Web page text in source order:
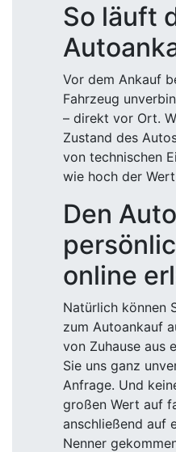
So läuft
Vor dem Ankauf
Fahrzeug
– direkt vor Ort.
Zustand des
von technischen
wie hoch der
Den
online
Natürlich können
zum Autoankauf
von Zuhause aus
Sie uns ganz
Anfrage. Und
großen Wert auf
anschließend auf
Nenner